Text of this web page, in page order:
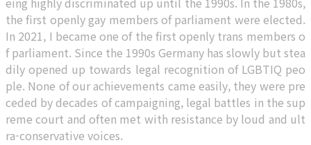
the first openly gay members of parliament were elected.
In 2021, I became one of the first openly trans members o
f parliament. Since the 1990s Germany has slowly but stea
dily opened up towards legal recognition of LGBTIQ peo
ple. None of our achievements came easily, they were pre
ceded by decades of campaigning, legal battles in the sup
reme court and often met with resistance by loud and ult
ra-conservative voices.